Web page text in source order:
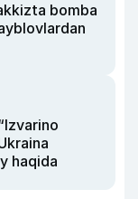
bomba
haqida